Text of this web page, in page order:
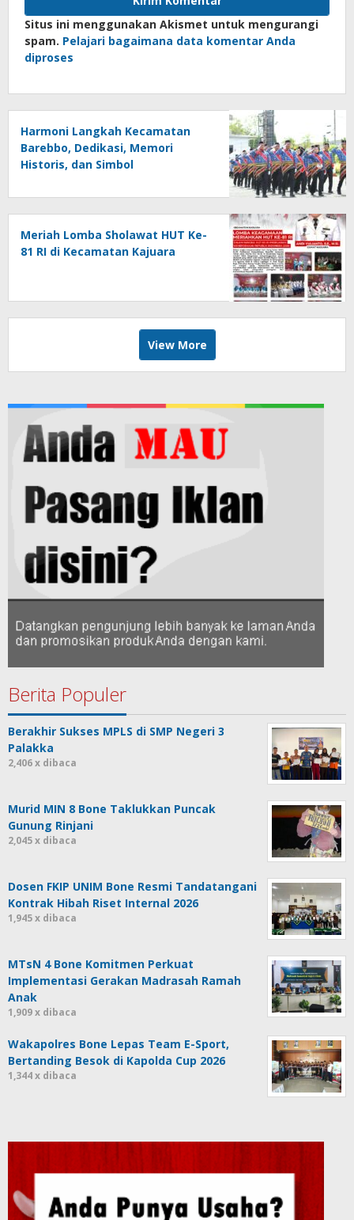
Situs ini menggunakan Akismet untuk mengurangi
spam. Pelajari bagaimana data komentar Anda
diproses
Harmoni Langkah Kecamatan
Barebbo, Dedikasi, Memori
Historis, dan Simbol
Meriah Lomba Sholawat HUT Ke-
81 RI di Kecamatan Kajuara
View More
Berita Populer
Berakhir Sukses MPLS di SMP Negeri 3
Palakka
2,406 x dibaca
Murid MIN 8 Bone Taklukkan Puncak
Gunung Rinjani
2,045 x dibaca
Dosen FKIP UNIM Bone Resmi Tandatangani
Kontrak Hibah Riset Internal 2026
1,945 x dibaca
MTsN 4 Bone Komitmen Perkuat
Implementasi Gerakan Madrasah Ramah
Anak
1,909 x dibaca
Wakapolres Bone Lepas Team E-Sport,
Bertanding Besok di Kapolda Cup 2026
1,344 x dibaca